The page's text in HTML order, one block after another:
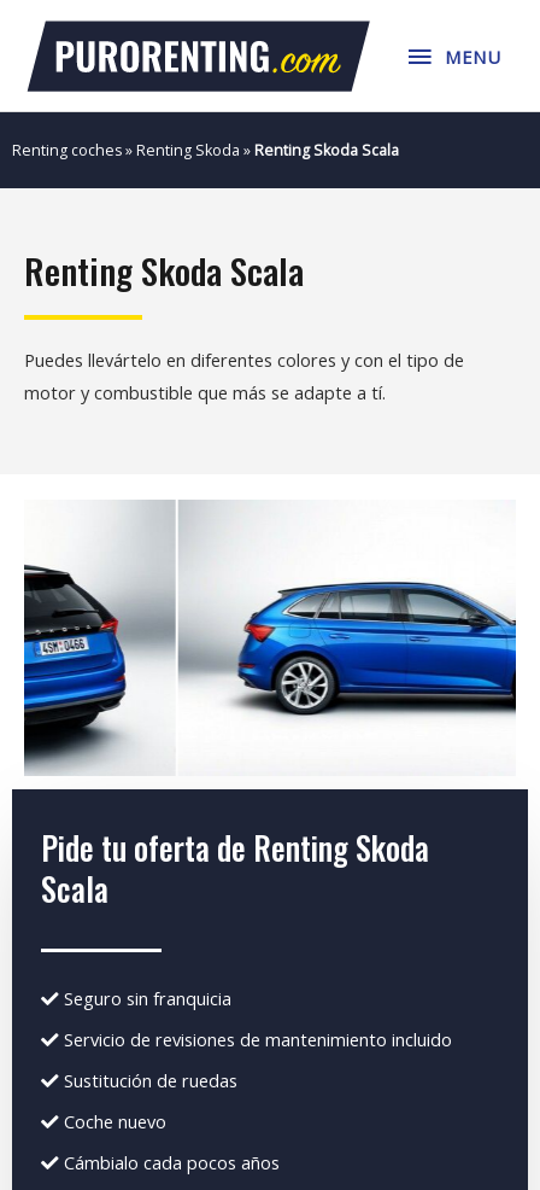
contenido
MENU
MENU
Renting coches»Renting Skoda »Renting Skoda Scala
Renting Skoda Scala
Puedes llevártelo en diferentes colores y con el tipo de
motor y combustible que más se adapte a tí.
Pide tu oferta de Renting Skoda
Scala
Seguro sin franquicia
Servicio de revisiones de mantenimiento incluido
Sustitución de ruedas
Coche nuevo
Cámbialo cada pocos años